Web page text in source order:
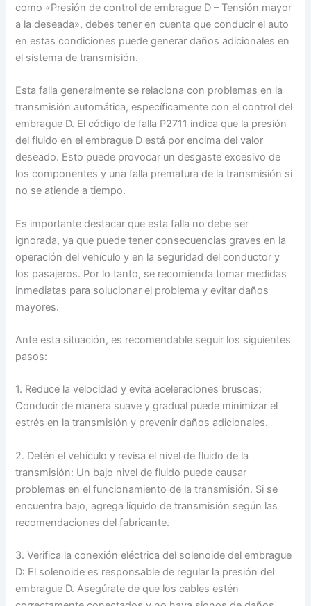
como «Presión de control de embrague D – Tensión mayor
a la deseada», debes tener en cuenta que conducir el auto
en estas condiciones puede generar daños adicionales en
el sistema de transmisión.
Esta falla generalmente se relaciona con problemas en la
transmisión automática, específicamente con el control del
embrague D. El código de falla P2711 indica que la presión
del fluido en el embrague D está por encima del valor
deseado. Esto puede provocar un desgaste excesivo de
los componentes y una falla prematura de la transmisión si
no se atiende a tiempo.
Es importante destacar que esta falla no debe ser
ignorada, ya que puede tener consecuencias graves en la
operación del vehículo y en la seguridad del conductor y
los pasajeros. Por lo tanto, se recomienda tomar medidas
inmediatas para solucionar el problema y evitar daños
mayores.
Ante esta situación, es recomendable seguir los siguientes
pasos:
1. Reduce la velocidad y evita aceleraciones bruscas:
Conducir de manera suave y gradual puede minimizar el
estrés en la transmisión y prevenir daños adicionales.
2. Detén el vehículo y revisa el nivel de fluido de la
transmisión: Un bajo nivel de fluido puede causar
problemas en el funcionamiento de la transmisión. Si se
encuentra bajo, agrega líquido de transmisión según las
recomendaciones del fabricante.
3. Verifica la conexión eléctrica del solenoide del embrague
D: El solenoide es responsable de regular la presión del
embrague D. Asegúrate de que los cables estén